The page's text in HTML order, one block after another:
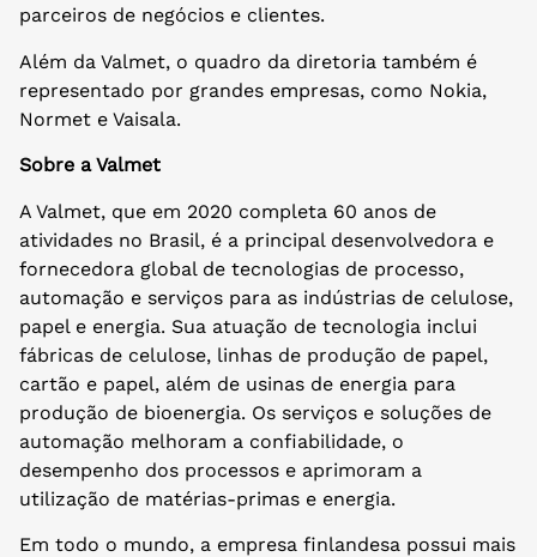
parceiros de negócios e clientes.
Além da Valmet, o quadro da diretoria também é
representado por grandes empresas, como Nokia,
Normet e Vaisala.
Sobre a Valmet
A Valmet, que em 2020 completa 60 anos de
atividades no Brasil, é a principal desenvolvedora e
fornecedora global de tecnologias de processo,
automação e serviços para as indústrias de celulose,
papel e energia. Sua atuação de tecnologia inclui
fábricas de celulose, linhas de produção de papel,
cartão e papel, além de usinas de energia para
produção de bioenergia. Os serviços e soluções de
automação melhoram a confiabilidade, o
desempenho dos processos e aprimoram a
utilização de matérias-primas e energia.
Em todo o mundo, a empresa finlandesa possui mais